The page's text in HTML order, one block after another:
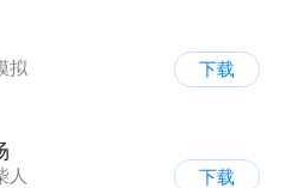
拟
下载
人
下载